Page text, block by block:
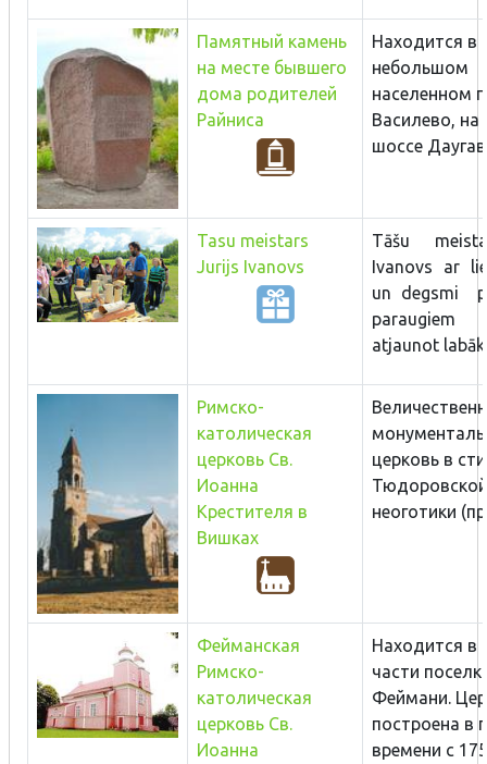
Памятный камень
на месте бывшего
дома родителей
Райниса
Находится в
небольшом
населенном
Василево, на
шоссе
Tasu meistars
Jurijs Ivanovs
Tāšu
Ivanovs ar
un degsmi
atjaunot
Римско-
католическая
церковь Св.
Иоанна
Крестителя в
Вишках
церковь в
Тюдоровской
неоготики
Фейманская
Римско-
католическая
церковь Св.
Иоанна
Находится в
части
Феймани.
построена в
времени с